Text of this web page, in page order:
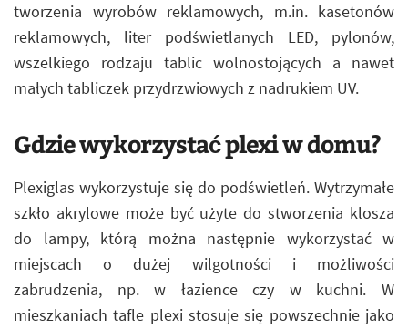
tworzenia wyrobów reklamowych, m.in. kasetonów
reklamowych, liter podświetlanych LED, pylonów,
wszelkiego rodzaju tablic wolnostojących a nawet
małych tabliczek przydrzwiowych z nadrukiem UV.
Gdzie wykorzystać plexi w domu?
Plexiglas wykorzystuje się do podświetleń. Wytrzymałe
szkło akrylowe może być użyte do stworzenia klosza
do lampy, którą można następnie wykorzystać w
miejscach o dużej wilgotności i możliwości
zabrudzenia, np. w łazience czy w kuchni. W
mieszkaniach tafle plexi stosuje się powszechnie jako